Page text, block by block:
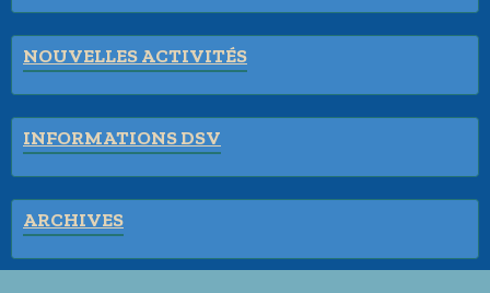
NOUVELLES ACTIVITÉS
INFORMATIONS DSV
ARCHIVES